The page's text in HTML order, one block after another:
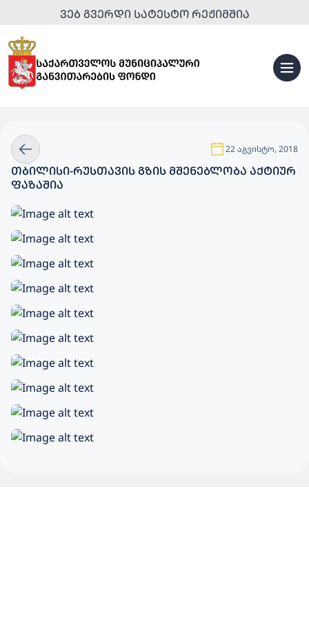
ᲕᲔᲑ ᲒᲕᲔᲠᲓᲘ ᲡᲐᲢᲔᲡᲢᲝ ᲠᲔᲟᲘᲛᲨᲘᲐ
22 აგვისტო, 2018
ᲗᲑᲘᲚᲘᲡᲘ-ᲠᲣᲡᲗᲐᲕᲘᲡ ᲒᲖᲘᲡ ᲛᲨᲔᲜᲔᲑᲚᲝᲑᲐ ᲐᲥᲢᲘᲣᲠ
ᲤᲐᲖᲐᲨᲘᲐ